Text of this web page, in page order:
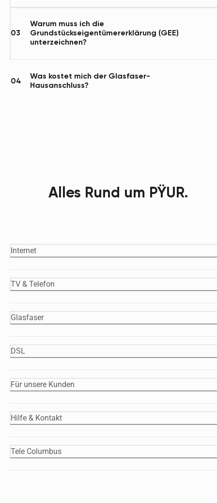
03
Warum muss ich die
Grundstückseigentümererklärung (GEE)
unterzeichnen?
04
Was kostet mich der Glasfaser-
Hausanschluss?
Alles Rund um PŸUR.
Internet
TV & Telefon
Glasfaser
DSL
Für unsere Kunden
Hilfe & Kontakt
Tele Columbus